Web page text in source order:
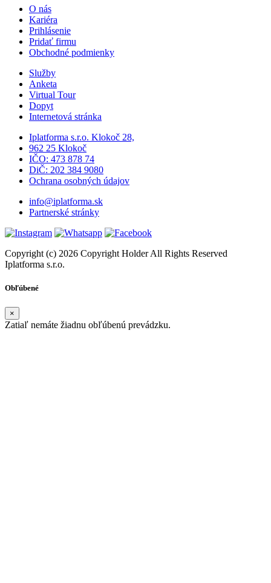
O nás
Kariéra
Prihlásenie
Pridať firmu
Obchodné podmienky
Služby
Anketa
Virtual Tour
Dopyt
Internetová stránka
Iplatforma s.r.o. Klokoč 28,
962 25 Klokoč
IČO: 473 878 74
DiČ: 202 384 9080
Ochrana osobných údajov
info@iplatforma.sk
Partnerské stránky
Copyright (c) 2026 Copyright Holder All Rights Reserved
Iplatforma s.r.o.
Obľúbené
×
Zatiaľ nemáte žiadnu obľúbenú prevádzku.